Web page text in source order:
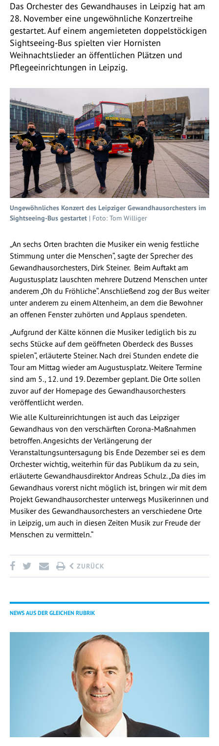
Das Orchester des Gewandhauses in Leipzig hat am
28. November eine ungewöhnliche Konzertreihe
gestartet. Auf einem angemieteten doppelstöckigen
Sightseeing-Bus spielten vier Hornisten
Weihnachtslieder an öffentlichen Plätzen und
Pflegeeinrichtungen in Leipzig.
Ungewöhnliches Konzert des Leipziger Gewandhausorchesters im
Sightseeing-Bus gestartet | Foto: Tom Williger
„An sechs Orten brachten die Musiker ein wenig festliche
Stimmung unter die Menschen“, sagte der Sprecher des
Gewandhausorchesters, Dirk Steiner. Beim Auftakt am
Augustusplatz lauschten mehrere Dutzend Menschen unter
anderem „Oh du Fröhliche“. Anschließend zog der Bus weiter
unter anderem zu einem Altenheim, an dem die Bewohner
an offenen Fenster zuhörten und Applaus spendeten.
„Aufgrund der Kälte können die Musiker lediglich bis zu
sechs Stücke auf dem geöffneten Oberdeck des Busses
spielen“, erläuterte Steiner. Nach drei Stunden endete die
Tour am Mittag wieder am Augustusplatz. Weitere Termine
sind am 5., 12. und 19. Dezember geplant. Die Orte sollen
zuvor auf der Homepage des Gewandhausorchesters
veröffentlicht werden.
Wie alle Kultureinrichtungen ist auch das Leipziger
Gewandhaus von den verschärften Corona-Maßnahmen
betroffen. Angesichts der Verlängerung der
Veranstaltungsuntersagung bis Ende Dezember sei es dem
Orchester wichtig, weiterhin für das Publikum da zu sein,
erläuterte Gewandhausdirektor Andreas Schulz. „Da dies im
Gewandhaus vorerst nicht möglich ist, bringen wir mit dem
Projekt Gewandhausorchester unterwegs Musikerinnen und
Musiker des Gewandhausorchesters an verschiedene Orte
in Leipzig, um auch in diesen Zeiten Musik zur Freude der
Menschen zu vermitteln.“
ZURÜCK
NEWS AUS DER GLEICHEN RUBRIK